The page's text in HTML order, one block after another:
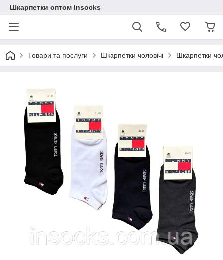
Шкарпетки оптом Insocks
Товари та послуги Шкарпетки чоловічі Шкарпетки